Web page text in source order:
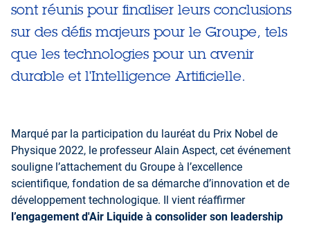
sont réunis pour finaliser leurs conclusions
sur des défis majeurs pour le Groupe, tels
que les technologies pour un avenir
durable et l'Intelligence Artificielle.
Marqué par la participation du lauréat du Prix Nobel de
Physique 2022, le professeur Alain Aspect, cet événement
souligne l’attachement du Groupe à l’excellence
scientifique, fondation de sa démarche d’innovation et de
développement technologique. Il vient réaffirmer
l’engagement d'Air Liquide à consolider son leadership